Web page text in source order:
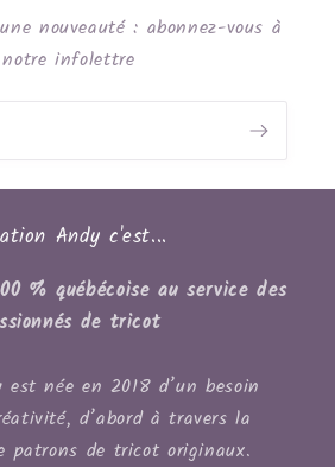
nouveauté : abonnez-vous à
notre infolettre
Andy c'est...
% québécoise au service des
de tricot
née en 2018 d’un besoin
d’abord à travers la
patrons de tricot originaux.